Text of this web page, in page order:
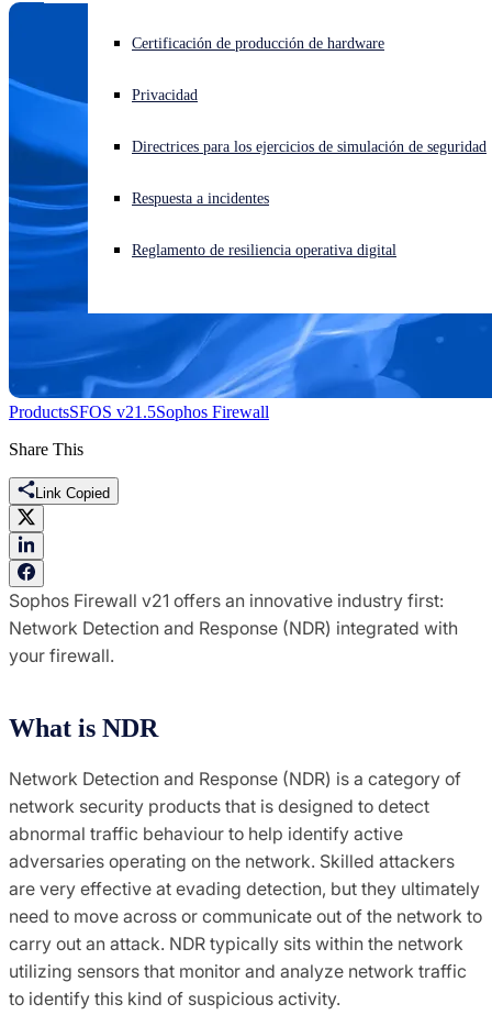
¿Está sufriendo un ciberataque? Obtenga ayuda ahora mismo
Español Open language switcher
Certificación de producción de hardware
Privacidad
Directrices para los ejercicios de simulación de seguridad
Respuesta a incidentes
Reglamento de resiliencia operativa digital
ProductsSFOS v21.5Sophos Firewall
Share This
Link Copied
Sophos Firewall v21 offers an innovative industry first:
Network Detection and Response (NDR) integrated with
your firewall.
What is NDR
Network Detection and Response (NDR) is a category of
network security products that is designed to detect
abnormal traffic behaviour to help identify active
adversaries operating on the network. Skilled attackers
are very effective at evading detection, but they ultimately
need to move across or communicate out of the network to
carry out an attack. NDR typically sits within the network
utilizing sensors that monitor and analyze network traffic
to identify this kind of suspicious activity.